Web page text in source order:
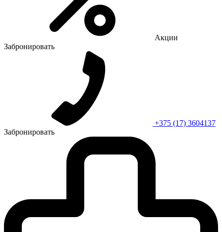
Акции
Забронировать
+375 (17) 3604137
Забронировать